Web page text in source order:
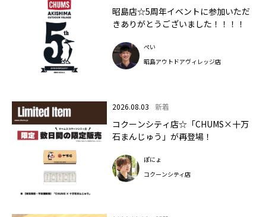
昭島店☆5周年イベントに参加いただ
きありがとうございました！！！！
ぺい
昭島アウトドアヴィレッジ店
2026.08.03 新着
コクーンシティ店☆「CHUMS×十万
石まんじゅう」が再登場！
ぽにょ
コクーンシティ店